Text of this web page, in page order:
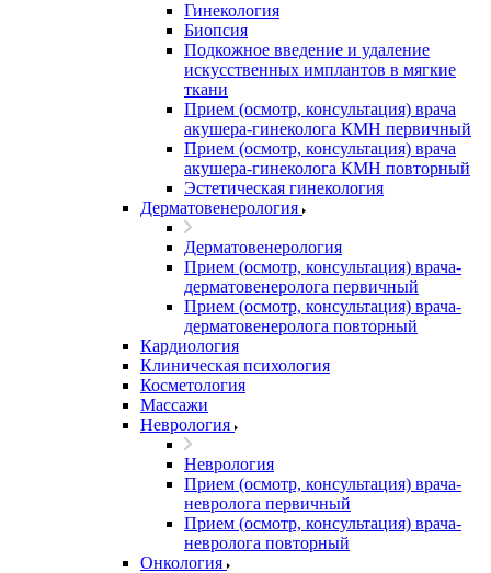
Гинекология
Биопсия
Подкожное введение и удаление
искусственных имплантов в мягкие
ткани
Прием (осмотр, консультация) врача
акушера-гинеколога КМН первичный
Прием (осмотр, консультация) врача
акушера-гинеколога КМН повторный
Эстетическая гинекология
Дерматовенерология
Дерматовенерология
Прием (осмотр, консультация) врача-
дерматовенеролога первичный
Прием (осмотр, консультация) врача-
дерматовенеролога повторный
Кардиология
Клиническая психология
Косметология
Массажи
Неврология
Неврология
Прием (осмотр, консультация) врача-
невролога первичный
Прием (осмотр, консультация) врача-
невролога повторный
Онкология